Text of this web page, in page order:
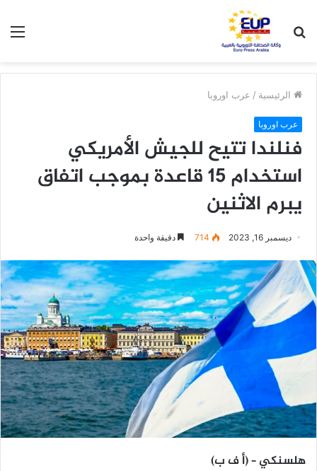
عن
الرئيسية / عرب اوروبا
عرب اوروبا
فنلندا تتيح للجيش الأمريكي
استخدام 15 قاعدة بموجب اتفاق
يبرم الاثنين
ديسمبر 16, 2023 714 دقيقة واحدة
هلسنكي – (أ ف ب)